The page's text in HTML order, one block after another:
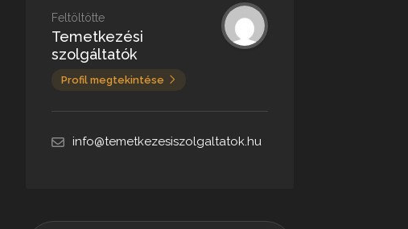
Feltöltötte
Temetkezési
szolgáltatók
Profil megtekintése
info@temetkezesiszolgaltatok.hu